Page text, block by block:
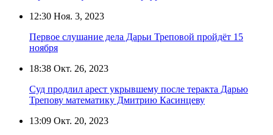
12:30 Ноя. 3, 2023
Первое слушание дела Дарьи Треповой пройдёт 15
ноября
18:38 Окт. 26, 2023
Суд продлил арест укрывшему после теракта Дарью
Трепову математику Дмитрию Касинцеву
13:09 Окт. 20, 2023